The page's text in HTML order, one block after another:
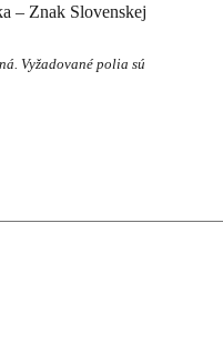
– Znak Slovenskej
Vyžadované polia sú